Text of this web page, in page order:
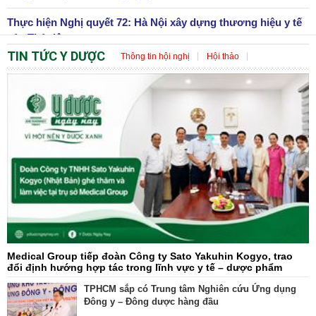
Thực hiện Nghị quyết 72: Hà Nội xây dựng thương hiệu y tế
của Thủ đô
TIN TỨC Y DƯỢC Thông tin hội nghị Hội thảo
Medical Group tiếp đoàn Công ty Sato Yakuhin Kogyo, trao
đổi định hướng hợp tác trong lĩnh vực y tế – dược phẩm
TPHCM sắp có Trung tâm Nghiên cứu Ứng dụng
Đông y – Đông dược hàng đầu